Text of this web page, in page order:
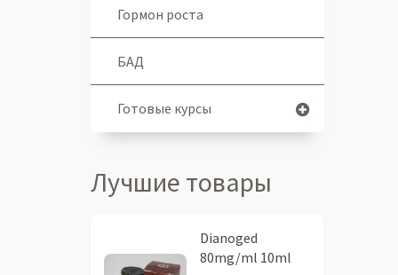
Гормон роста
БАД
Готовые курсы
Лучшие товары
Dianoged
80mg/ml 10ml